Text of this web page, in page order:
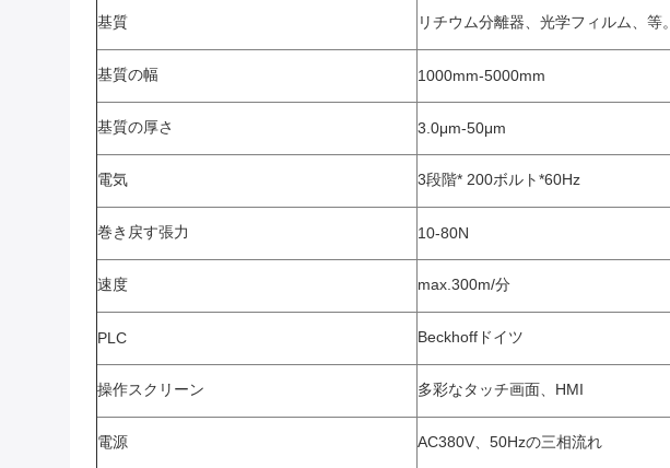
基質 リチウム分離器、光学フィルム、等。
基質の幅 1000mm-5000mm
基質の厚さ 3.0μm-50μm
電気 3段階* 200ボルト*60Hz
巻き戻す張力 10-80N
速度 max.300m/分
PLC Beckhoffドイツ
操作スクリーン 多彩なタッチ画面、HMI
電源 AC380V、50Hzの三相流れ